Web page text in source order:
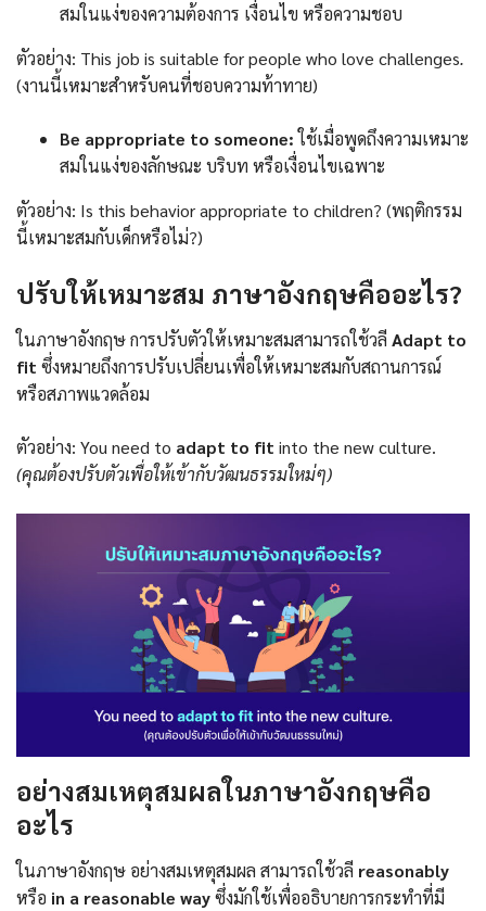
สมในแง่ของความต้องการ เงื่อนไข หรือความชอบ
ตัวอย่าง: This job is suitable for people who love challenges.
(งานนี้เหมาะสำหรับคนที่ชอบความท้าทาย)
Be appropriate to someone:ใช้เมื่อพูดถึงความเหมาะ
สมในแง่ของลักษณะ บริบท หรือเงื่อนไขเฉพาะ
ตัวอย่าง: Is this behavior appropriate to children? (พฤติกรรม
นี้เหมาะสมกับเด็กหรือไม่?)
ปรับให้เหมาะสม ภาษาอังกฤษคืออะไร?
ในภาษาอังกฤษ การปรับตัวให้เหมาะสมสามารถใช้วลีAdapt to
fit ซึ่งหมายถึงการปรับเปลี่ยนเพื่อให้เหมาะสมกับสถานการณ์
หรือสภาพแวดล้อม
ตัวอย่าง: You need to adapt to fit into the new culture.
(คุณต้องปรับตัวเพื่อให้เข้ากับวัฒนธรรมใหม่ๆ)
อย่างสมเหตุสมผลในภาษาอังกฤษคือ
อะไร
ในภาษาอังกฤษ อย่างสมเหตุสมผล สามารถใช้วลี reasonably
หรือ in a reasonable wayซึ่งมักใช้เพื่ออธิบายการกระทำที่มี